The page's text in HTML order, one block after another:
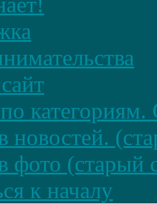
категориям.
новостей.
фото (старый
к началу